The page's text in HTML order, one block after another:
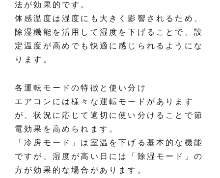
法が効果的です。
体感温度は湿度にも大きく影響されるため、
除湿機能を活用して湿度を下げることで、設
定温度が高めでも快適に感じられるようにな
ります。
各運転モードの特徴と使い分け
エアコンには様々な運転モードがあります
が、状況に応じて適切に使い分けることで節
電効果を高められます。
「冷房モード」は室温を下げる基本的な機能
ですが、湿度が高い日には「除湿モード」の
方が効果的な場合があります。